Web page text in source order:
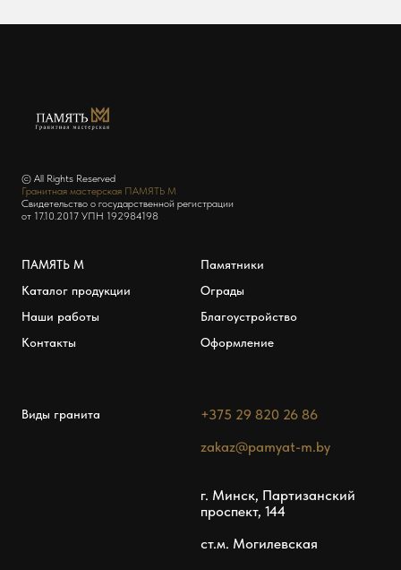
© All Rights Reserved
Гранитная мастерская ПАМЯТЬ М
Свидетельство о государственной регистрации
от 17.10.2017 УПН 192984198
ПАМЯТЬ М
Каталог продукции
Наши работы
Контакты
Памятники
Ограды
Благоустройство
Оформление
Виды гранита
+375 29 820 26 86
zakaz@pamyat-m.by
г. Минск, Партизанский
проспект, 144
ст.м. Могилевская